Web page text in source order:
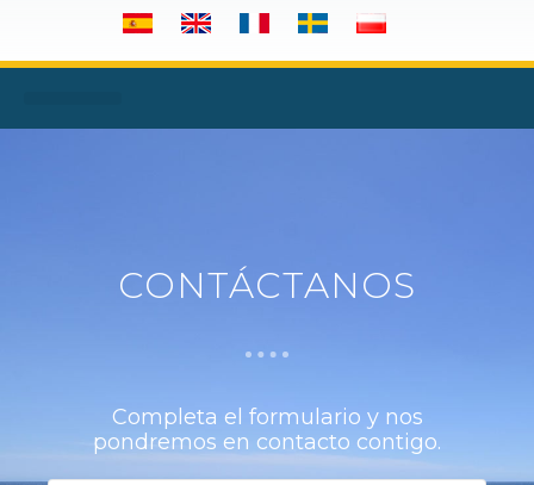
CONTÁCTANOS
Completa el formulario y nos
pondremos en contacto contigo.